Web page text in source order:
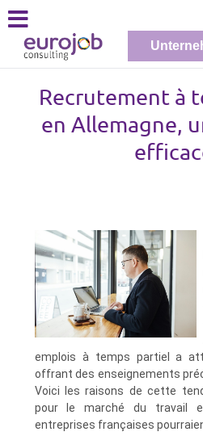
Recrutement à
en Allemagne,
emplois à temps partiel a
offrant des enseignements
Voici les raisons de cette
pour le marché du travail
entreprises françaises